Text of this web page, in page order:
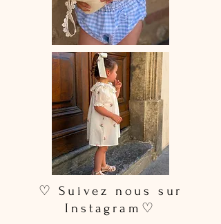
♡ Suivez nous sur
Instagram♡